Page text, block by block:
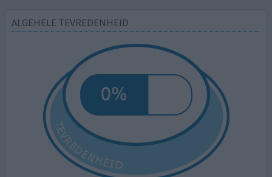
ALGEHELE TEVREDENHEID